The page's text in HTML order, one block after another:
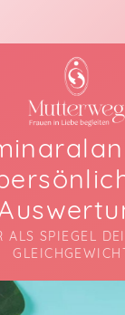
ALS SPIEGEL
more about